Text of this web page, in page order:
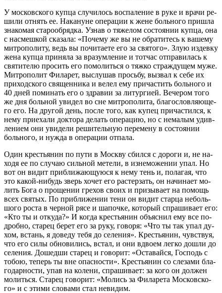
У мос­ков­ско­го куп­ца слу­чи­лось вос­па­ле­ние в ру­ке и вра­чи ре­
ши­ли от­нять ее. На­ка­нуне опе­ра­ции к жене боль­но­го при­шла
зна­ко­мая ста­ро­об­ряд­ка. Узнав о тя­же­лом со­сто­я­нии куп­ца, она
с на­смеш­кой ска­за­ла: «По­че­му же вы не об­ра­ти­тесь к ва­ше­му
мит­ро­по­ли­ту, ведь вы по­чи­та­е­те его за свя­то­го». Злую из­дев­ку
же­на куп­ца при­ня­ла за вра­зум­ле­ние и тот­час от­пра­ви­лась к
свя­ти­те­лю про­сить его по­мо­лить­ся о тяж­ко страж­ду­щем му­же.
Мит­ро­по­лит Фила­рет, вы­слу­шав прось­бу, вы­звал к се­бе их
при­ход­ско­го свя­щен­ни­ка и ве­лел ему при­ча­стить боль­но­го и
40 дней по­ми­нать его о здра­вии за ли­тур­ги­ей. Ве­че­ром то­го
же дня боль­ной уви­дел во сне мит­ро­по­ли­та, бла­го­слов­ля­ю­ще­
го его. На дру­гой день, по­сле то­го, как ку­пец при­ча­стил­ся, к
нему при­е­ха­ли док­то­ра де­лать опе­ра­цию, но с нема­лым удив­
ле­ни­ем они уви­де­ли ре­ши­тель­ную пе­ре­ме­ну в со­сто­я­нии
боль­но­го, и нуж­да в опе­ра­ции от­па­ла.
Один кре­стья­нин по пу­ти в Моск­ву сбил­ся с до­ро­ги и, не на­
хо­дя ее по слу­чаю силь­ной ме­те­ли, в из­не­мо­же­нии упал. Но
вот он ви­дит при­бли­жа­ю­щу­ю­ся к нему тень и, по­ла­гая, что
это ка­кой-ни­будь зверь хо­чет его рас­тер­зать, он на­чи­на­ет мо­
лить Бо­га о про­ще­нии гре­хов сво­их и при­зы­ва­ет на по­мощь
всех свя­тых. По при­бли­же­нии те­ни он ви­дит стар­ца неболь­
шо­го ро­ста в чер­ной ря­се и ша­поч­ке, ко­то­рый спра­ши­ва­ет его:
«Кто ты и от­ку­да?» И ко­гда кре­стья­нин объ­яс­нил ему все по­
дроб­но, ста­рец бе­рет его за ру­ку, го­во­ря: «Что ты так упал ду­
хом, встань, я до­ве­ду те­бя до се­ле­ния». Кре­стья­нин, чув­ствуя,
что его си­лы об­но­ви­лись, встал, и они вдво­ем лег­ко до­шли до
се­ле­ния. До­шед­ши ста­рец и го­во­рит: «Оста­вай­ся, Гос­подь с
то­бою, те­перь ты вне опас­но­сти». Кре­стья­нин со сле­за­ми бла­
го­дар­но­сти, упав на ко­ле­ни, спра­ши­ва­ет: за ко­го он дол­жен
мо­лить­ся. Ста­рец го­во­рит: «Мо­лись за Фила­ре­та Мос­ков­ско­
го» и с эти­ми сло­ва­ми стал неви­дим.